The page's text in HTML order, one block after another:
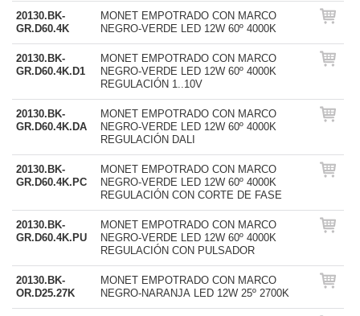
20130.BK-
GR.D60.4K
MONET EMPOTRADO CON MARCO
NEGRO-VERDE LED 12W 60º 4000K
20130.BK-
GR.D60.4K.D1
MONET EMPOTRADO CON MARCO
NEGRO-VERDE LED 12W 60º 4000K
REGULACIÓN 1..10V
20130.BK-
GR.D60.4K.DA
MONET EMPOTRADO CON MARCO
NEGRO-VERDE LED 12W 60º 4000K
REGULACIÓN DALI
20130.BK-
GR.D60.4K.PC
MONET EMPOTRADO CON MARCO
NEGRO-VERDE LED 12W 60º 4000K
REGULACIÓN CON CORTE DE FASE
20130.BK-
GR.D60.4K.PU
MONET EMPOTRADO CON MARCO
NEGRO-VERDE LED 12W 60º 4000K
REGULACIÓN CON PULSADOR
20130.BK-
OR.D25.27K
MONET EMPOTRADO CON MARCO
NEGRO-NARANJA LED 12W 25º 2700K